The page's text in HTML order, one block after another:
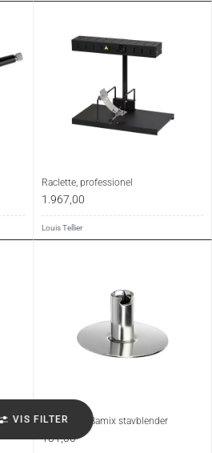
VIS FILTER
Raclette, professionel
1.967,00
Louis Tellier
Piskeskive, Bamix stavblender
131,00